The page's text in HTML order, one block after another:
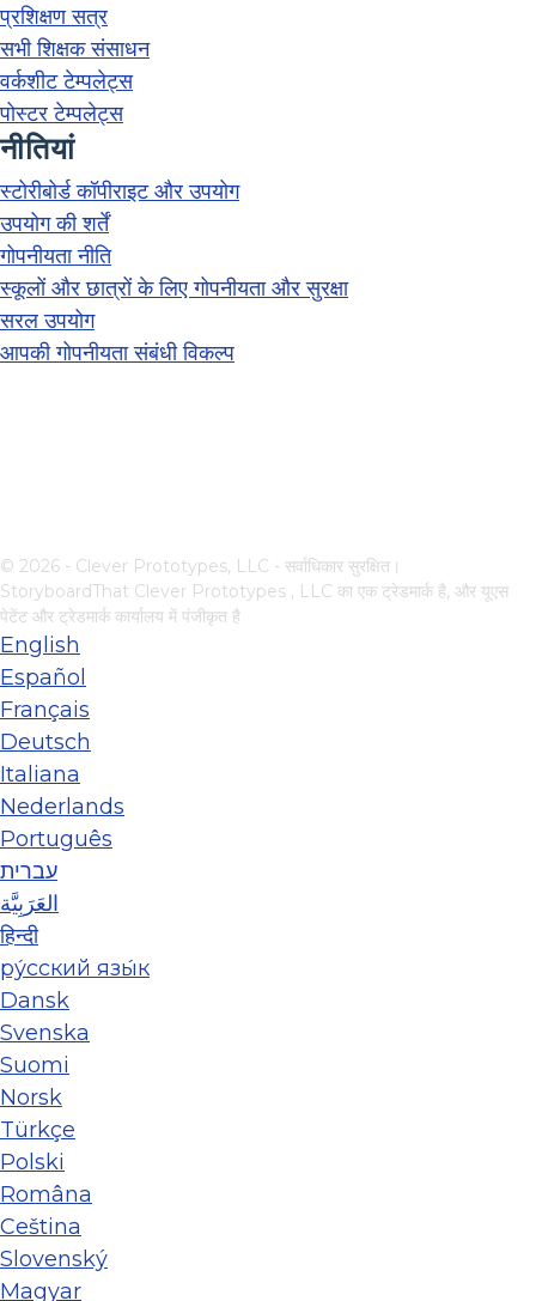
प्रशिक्षण सत्र
सभी शिक्षक संसाधन
वर्कशीट टेम्पलेट्स
पोस्टर टेम्पलेट्स
नीतियां
स्टोरीबोर्ड कॉपीराइट और उपयोग
उपयोग की शर्तें
गोपनीयता नीति
स्कूलों और छात्रों के लिए गोपनीयता और सुरक्षा
सरल उपयोग
आपकी गोपनीयता संबंधी विकल्प
© 2026 - Clever Prototypes, LLC - सर्वाधिकार सुरक्षित।
StoryboardThat Clever Prototypes , LLC का एक ट्रेडमार्क है, और यूएस
पेटेंट और ट्रेडमार्क कार्यालय में पंजीकृत है
English
Español
Français
Deutsch
Italiana
Nederlands
Português
עברית
العَرَبِيَّة
हिन्दी
ру́сский язы́к
Dansk
Svenska
Suomi
Norsk
Türkçe
Polski
Româna
Ceština
Slovenský
Magyar